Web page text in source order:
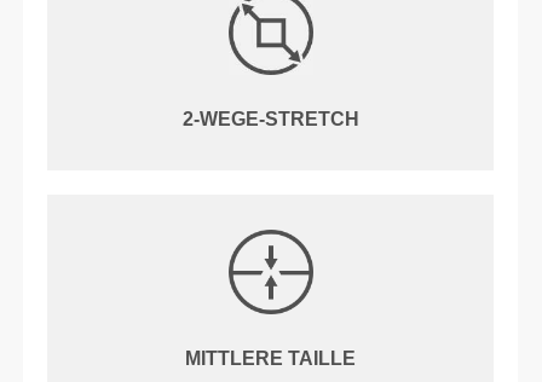
2-WEGE-STRETCH
MITTLERE TAILLE